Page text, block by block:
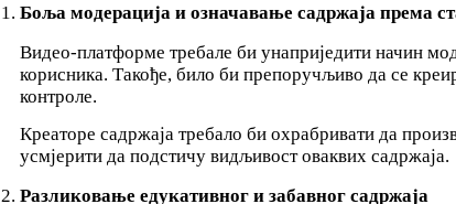
Боља модерација и означавање садржаја према
Видео-платформе требале би унаприједити начин
корисника. Такође, било би препоручљиво да се
контроле.
Креаторе садржаја требало би охрабривати да
усмјерити да подстичу видљивост оваквих садржаја.
Разликовање едукативног и забавног садржаја